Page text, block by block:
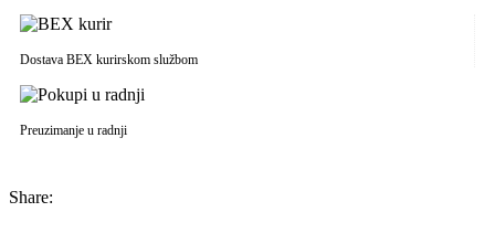
Dostava BEX kurirskom službom
Preuzimanje u radnji
Share: